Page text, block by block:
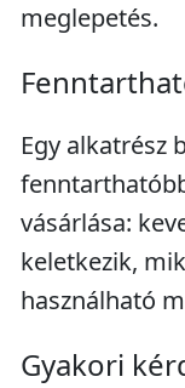
meglepetés.
Egy alkatrész
vásárlása:
keletkezik,
használható
Gyakori